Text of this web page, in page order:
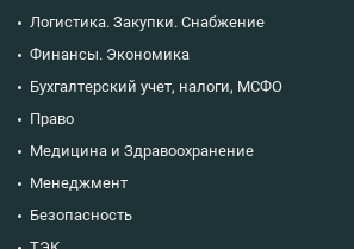
Логистика. Закупки. Снабжение
Финансы. Экономика
Бухгалтерский учет, налоги, МСФО
Право
Медицина и Здравоохранение
Менеджмент
Безопасность